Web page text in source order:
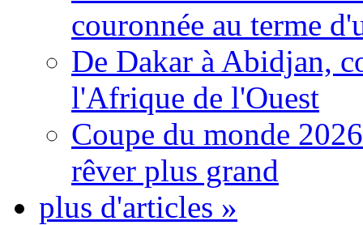
couronnée au terme
De Dakar à Abidjan,
l'Afrique de l'Ouest
Coupe du monde
rêver plus grand
plus d'articles »